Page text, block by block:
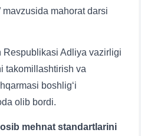
mavzusida mahorat darsi
Respublikasi Adliya vazirligi
takomillashtirish va
boshlig‘i
olib bordi.
mehnat standartlarini